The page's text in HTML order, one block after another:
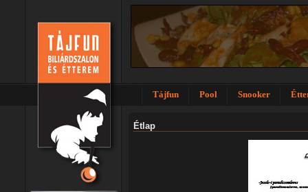
Tájfun Pool Snooker
Étlap